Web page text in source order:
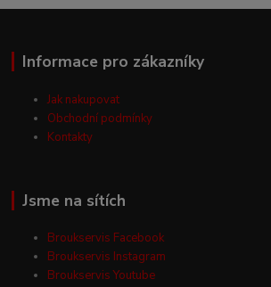
Informace pro zákazníky
Jak nakupovat
Obchodní podmínky
Kontakty
Jsme na sítích
Broukservis Facebook
Broukservis Instagram
Broukservis Youtube